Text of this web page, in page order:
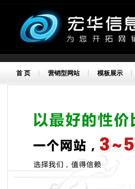
首 页 营销型网站 模板展示